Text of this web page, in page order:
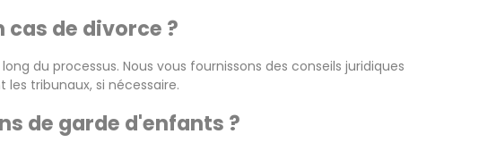
de divorce ?
du processus. Nous vous fournissons des conseils juridiques
tribunaux, si nécessaire.
de garde d'enfants ?